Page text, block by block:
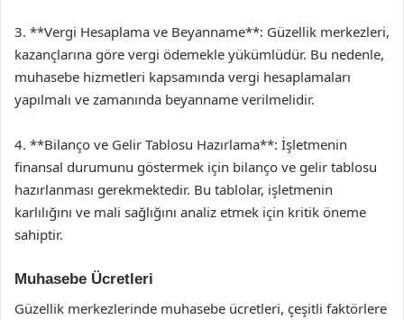
3. **Vergi Hesaplama ve Beyanname**: Güzellik merkezleri,
kazançlarına göre vergi ödemekle yükümlüdür. Bu nedenle,
muhasebe hizmetleri kapsamında vergi hesaplamaları
yapılmalı ve zamanında beyanname verilmelidir.
4. **Bilanço ve Gelir Tablosu Hazırlama**: İşletmenin
finansal durumunu göstermek için bilanço ve gelir tablosu
hazırlanması gerekmektedir. Bu tablolar, işletmenin
karlılığını ve mali sağlığını analiz etmek için kritik öneme
sahiptir.
Muhasebe Ücretleri
Güzellik merkezlerinde muhasebe ücretleri, çeşitli faktörlere